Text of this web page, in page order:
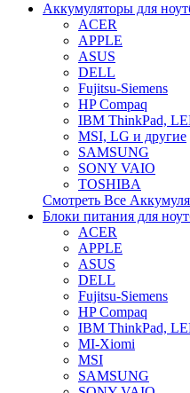
Аккумуляторы для
ACER
APPLE
ASUS
DELL
Fujitsu-Siemens
HP Compaq
IBM ThinkPad,
MSI, LG и другие
SAMSUNG
SONY VAIO
TOSHIBA
Смотреть Все
Блоки питания для
ACER
APPLE
ASUS
DELL
Fujitsu-Siemens
HP Compaq
IBM ThinkPad,
MI-Xiomi
MSI
SAMSUNG